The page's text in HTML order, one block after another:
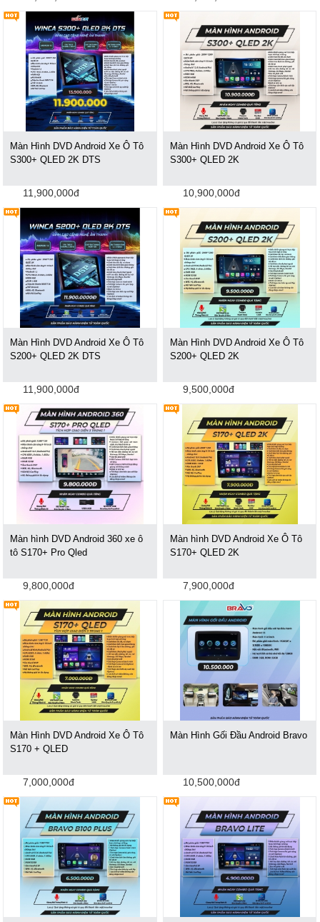
Màn Hình DVD Android Xe Ô Tô
S300+ QLED 2K DTS
11,900,000đ
Màn Hình DVD Android Xe Ô Tô
S300+ QLED 2K
10,900,000đ
Màn Hình DVD Android Xe Ô Tô
S200+ QLED 2K DTS
11,900,000đ
Màn Hình DVD Android Xe Ô Tô
S200+ QLED 2K
9,500,000đ
Màn hình DVD Android 360 xe ô
tô S170+ Pro Qled
9,800,000đ
Màn hình DVD Android Xe Ô Tô
S170+ QLED 2K
7,900,000đ
Màn Hình DVD Android Xe Ô Tô
S170 + QLED
7,000,000đ
Màn Hình Gối Đầu Android Bravo
10,500,000đ